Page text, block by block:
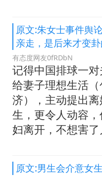
原文:朱女士事件舆
亲走，是后来才变
有态度网友0fRDbN
记得中国排球一
给妻子理想生活
济），主动提出
生，更令人动容
妇离开，不想害
原文:男生会介意女